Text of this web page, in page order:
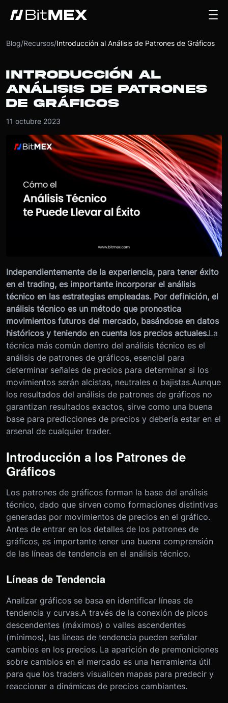
Blog/Recursos/Introducción al Análisis de Patrones de Gráficos
INTRODUCCIÓN AL
ANÁLISIS DE PATRONES
DE GRÁFICOS
11 octubre 2023
Independientemente de la experiencia, para tener éxito
en el trading, es importante incorporar el análisis
técnico en las estrategias empleadas. Por definición, el
análisis técnico es un método que pronostica
movimientos futuros del mercado, basándose en datos
históricos y teniendo en cuenta los precios actuales.La
técnica más común dentro del análisis técnico es el
análisis de patrones de gráficos, esencial para
determinar señales de precios para determinar si los
movimientos serán alcistas, neutrales o bajistas.Aunque
los resultados del análisis de patrones de gráficos no
garantizan resultados exactos, sirve como una buena
base para predicciones de precios y debería estar en el
arsenal de cualquier trader.
Introducción a los Patrones de
Gráficos
Los patrones de gráficos forman la base del análisis
técnico, dado que sirven como formaciones distintivas
generadas por movimientos de precios en el gráfico.
Antes de entrar en los detalles de los patrones de
gráficos, es importante tener una buena comprensión
de las líneas de tendencia en el análisis técnico.
Líneas de Tendencia
Analizar gráficos se basa en identificar líneas de
tendencia y curvas.A través de la conexión de picos
descendentes (máximos) o valles ascendentes
(mínimos), las líneas de tendencia pueden señalar
cambios en los precios. La aparición de premoniciones
sobre cambios en el mercado es una herramienta útil
para que los traders visualicen mapas para predecir y
reaccionar a dinámicas de precios cambiantes.